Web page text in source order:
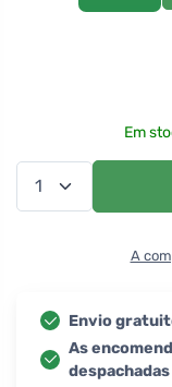
Em
A
Envio
As